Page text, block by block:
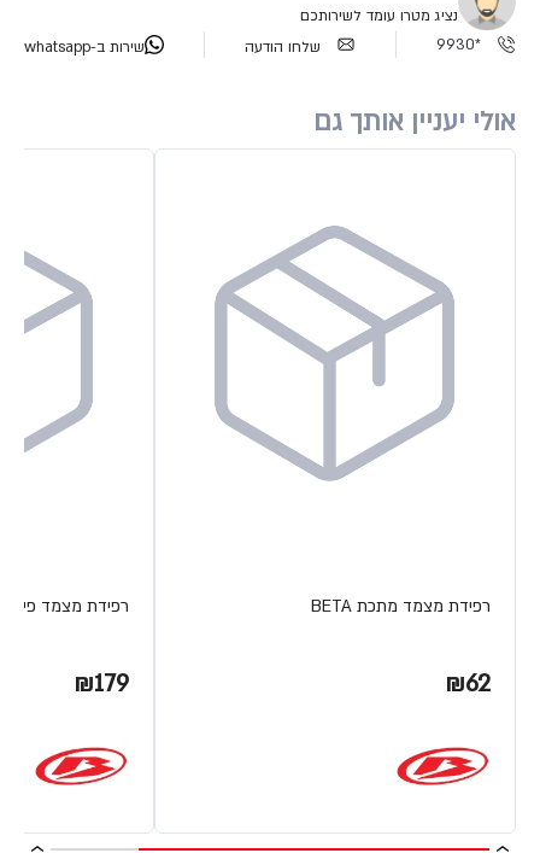
נציג מטרו עומד לשירותכם
*9930
שלחו הודעה שירות ב-whatsapp
אולי יעניין אותך גם
רפידת מצמד מתכת BETA
₪62
רפידת מצמד פיבר RR 2T 250/300
₪179